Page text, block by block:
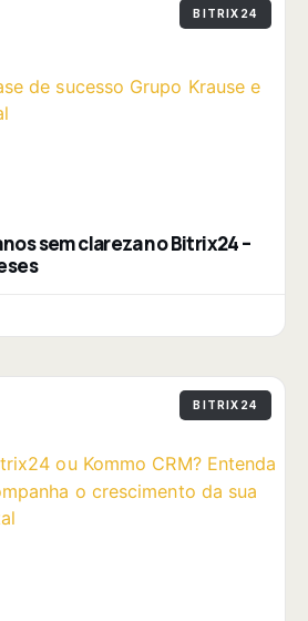
BITRIX24
sem clareza no Bitrix24 –
BITRIX24